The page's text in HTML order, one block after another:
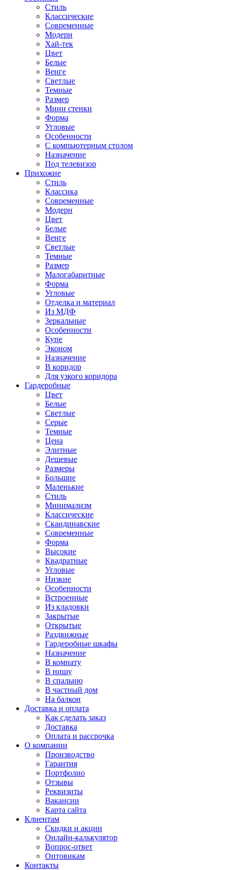
Стиль
Классические
Современные
Модерн
Хай-тек
Цвет
Белые
Венге
Светлые
Темные
Размер
Мини стенки
Форма
Угловые
Особенности
С компьютерным столом
Назначение
Под телевизор
Прихожие
Стиль
Классика
Современные
Модерн
Цвет
Белые
Венге
Светлые
Темные
Размер
Малогабаритные
Форма
Угловые
Отделка и материал
Из МДФ
Зеркальные
Особенности
Купе
Эконом
Назначение
В коридор
Для узкого коридора
Гардеробные
Цвет
Белые
Светлые
Серые
Темные
Цена
Элитные
Дешевые
Размеры
Большие
Маленькие
Стиль
Минимализм
Классические
Скандинавские
Современные
Форма
Высокие
Квадратные
Угловые
Низкие
Особенности
Встроенные
Из кладовки
Закрытые
Открытые
Раздвижные
Гардеробные шкафы
Назначение
В комнату
В нишу
В спальню
В частный дом
На балкон
Доставка и оплата
Как сделать заказ
Доставка
Оплата и рассрочка
О компании
Производство
Гарантия
Портфолио
Отзывы
Реквизиты
Вакансии
Карта сайта
Клиентам
Скидки и акции
Онлайн-калькулятор
Вопрос-ответ
Оптовикам
Контакты